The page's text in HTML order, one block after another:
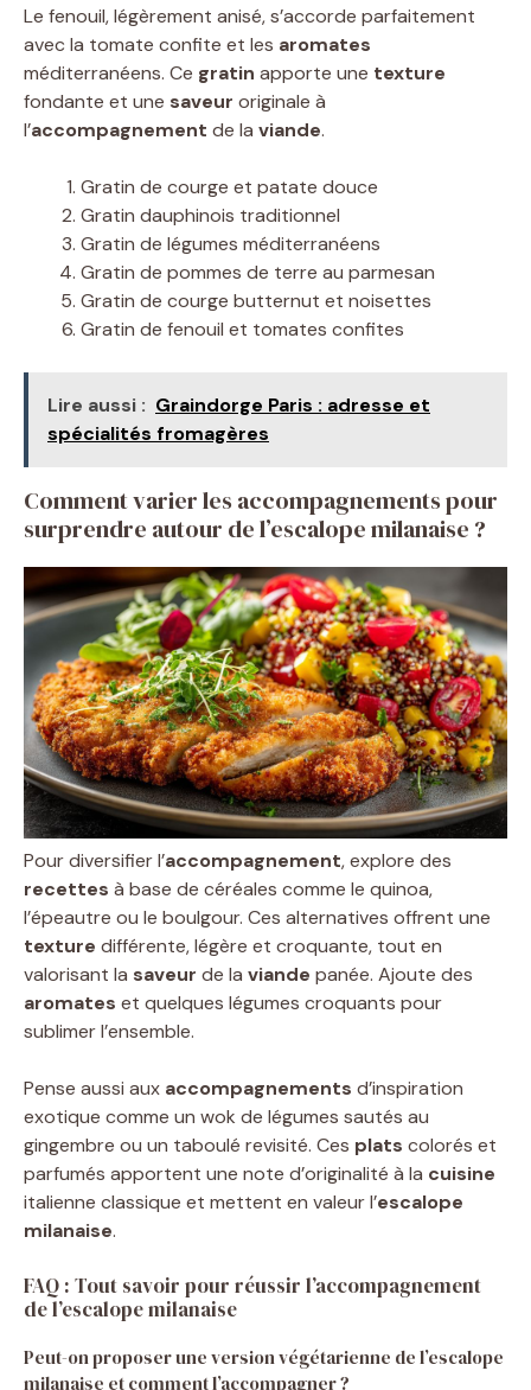
Le fenouil, légèrement anisé, s’accorde parfaitement
avec la tomate confite et les aromates
méditerranéens. Ce gratin apporte une texture
fondante et une saveur originale à
l’accompagnement de la viande.
Gratin de courge et patate douce
Gratin dauphinois traditionnel
Gratin de légumes méditerranéens
Gratin de pommes de terre au parmesan
Gratin de courge butternut et noisettes
Gratin de fenouil et tomates confites
Lire aussi : Graindorge Paris : adresse et
spécialités fromagères
Comment varier les accompagnements pour
surprendre autour de l’escalope milanaise ?
Pour diversifier l’accompagnement, explore des
recettes à base de céréales comme le quinoa,
l’épeautre ou le boulgour. Ces alternatives offrent une
texture différente, légère et croquante, tout en
valorisant la saveur de la viande panée. Ajoute des
aromates et quelques légumes croquants pour
sublimer l’ensemble.
Pense aussi aux accompagnements d’inspiration
exotique comme un wok de légumes sautés au
gingembre ou un taboulé revisité. Ces plats colorés et
parfumés apportent une note d’originalité à la cuisine
italienne classique et mettent en valeur l’escalope
milanaise.
FAQ : Tout savoir pour réussir l’accompagnement
de l’escalope milanaise
Peut-on proposer une version végétarienne de l’escalope
milanaise et comment l’accompagner ?